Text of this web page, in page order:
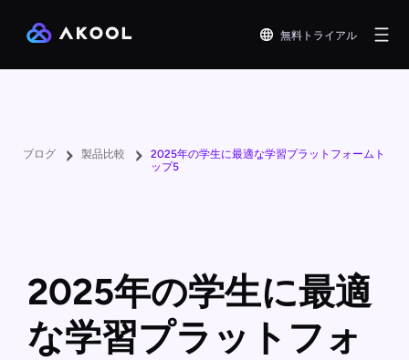
無料トライアル
ブログ 製品比較
2025年の学生に最適な学習プラットフォームト
ップ5
2025年の学生に最適
な学習プラットフォ